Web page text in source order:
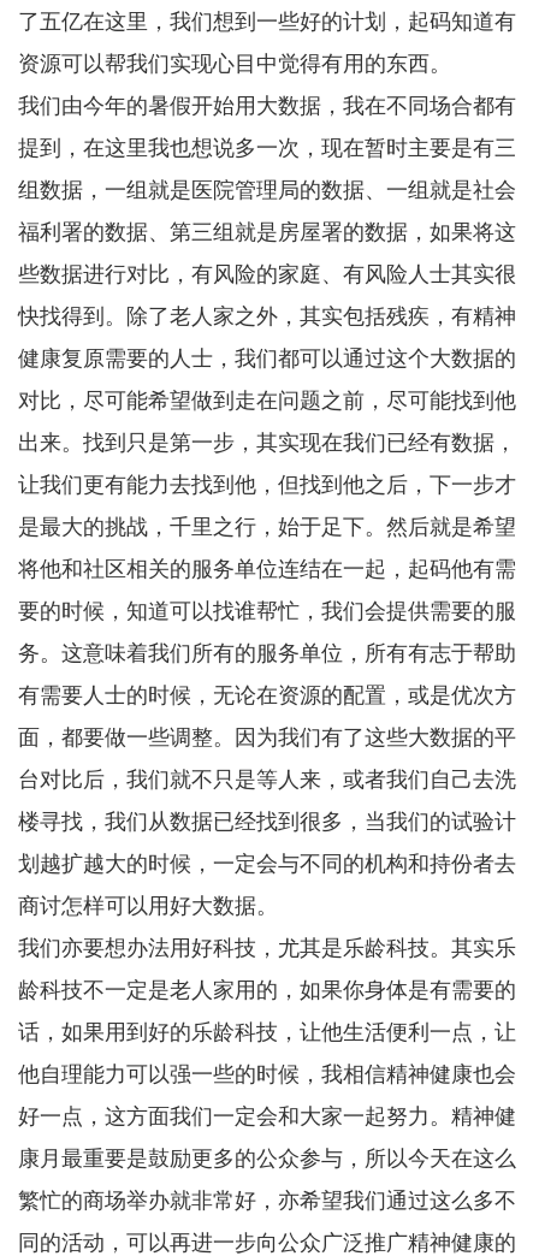
了五亿在这里，我们想到一些好的计划，起码知道有
资源可以帮我们实现心目中觉得有用的东西。
我们由今年的暑假开始用大数据，我在不同场合都有
提到，在这里我也想说多一次，现在暂时主要是有三
组数据，一组就是医院管理局的数据、一组就是社会
福利署的数据、第三组就是房屋署的数据，如果将这
些数据进行对比，有风险的家庭、有风险人士其实很
快找得到。除了老人家之外，其实包括残疾，有精神
健康复原需要的人士，我们都可以通过这个大数据的
对比，尽可能希望做到走在问题之前，尽可能找到他
出来。找到只是第一步，其实现在我们已经有数据，
让我们更有能力去找到他，但找到他之后，下一步才
是最大的挑战，千里之行，始于足下。然后就是希望
将他和社区相关的服务单位连结在一起，起码他有需
要的时候，知道可以找谁帮忙，我们会提供需要的服
务。这意味着我们所有的服务单位，所有有志于帮助
有需要人士的时候，无论在资源的配置，或是优次方
面，都要做一些调整。因为我们有了这些大数据的平
台对比后，我们就不只是等人来，或者我们自己去洗
楼寻找，我们从数据已经找到很多，当我们的试验计
划越扩越大的时候，一定会与不同的机构和持份者去
商讨怎样可以用好大数据。
我们亦要想办法用好科技，尤其是乐龄科技。其实乐
龄科技不一定是老人家用的，如果你身体是有需要的
话，如果用到好的乐龄科技，让他生活便利一点，让
他自理能力可以强一些的时候，我相信精神健康也会
好一点，这方面我们一定会和大家一起努力。精神健
康月最重要是鼓励更多的公众参与，所以今天在这么
繁忙的商场举办就非常好，亦希望我们通过这么多不
同的活动，可以再进一步向公众广泛推广精神健康的